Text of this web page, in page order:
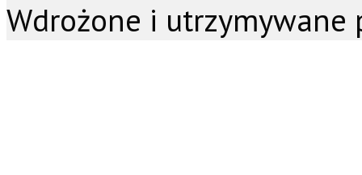
Wdrożone i utrzymywane